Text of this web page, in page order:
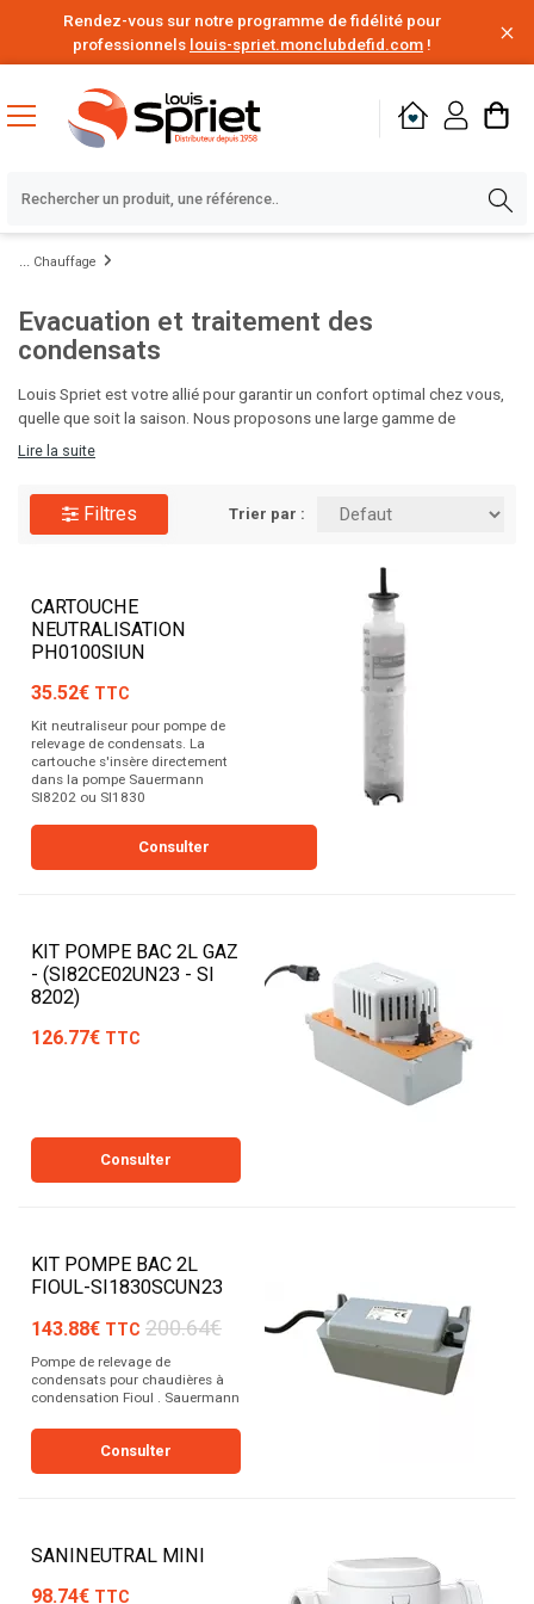
Rendez-vous sur notre programme de fidélité pour
professionnels louis-spriet.monclubdefid.com !
Chauffage
Evacuation et traitement des
condensats
Louis Spriet est votre allié pour garantir un confort optimal chez vous,
quelle que soit la saison. Nous proposons une large gamme de
solutions de chauffage, des chaudières aux radiateurs design, ainsi que
équipements adaptés à votre espace et à votre budget. Visitez Louis
Spriet et préparez votre maison pour toute l'année !
Lire la suite
Filtres Trier par :
CARTOUCHE
NEUTRALISATION
PH0100SIUN
35.52€ TTC
Kit neutraliseur pour pompe de
relevage de condensats. La
cartouche s'insère directement
dans la pompe Sauermann
SI8202 ou SI1830
Consulter
KIT POMPE BAC 2L GAZ
- (SI82CE02UN23 - SI
8202)
126.77€ TTC
Consulter
KIT POMPE BAC 2L
FIOUL-SI1830SCUN23
143.88€ TTC 200.64€
Pompe de relevage de
condensats pour chaudières à
condensation Fioul . Sauermann
Consulter
SANINEUTRAL MINI
98.74€ TTC